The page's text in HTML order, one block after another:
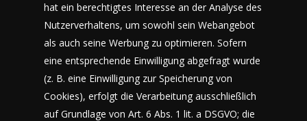
hat ein berechtigtes Interesse an der Analyse des
Nutzerverhaltens, um sowohl sein Webangebot
als auch seine Werbung zu optimieren. Sofern
eine entsprechende Einwilligung abgefragt wurde
(z. B. eine Einwilligung zur Speicherung von
Cookies), erfolgt die Verarbeitung ausschließlich
auf Grundlage von Art. 6 Abs. 1 lit. a DSGVO; die